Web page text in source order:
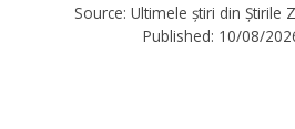
Source: Ultimele știri din Știrile
Published: 10/08/